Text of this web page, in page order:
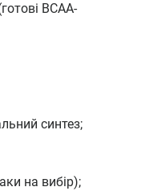
ВСАА-
синтез;
на вибір);